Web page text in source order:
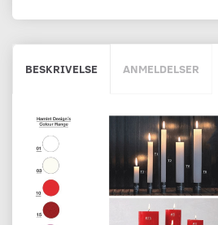
BESKRIVELSE ANMELDELSER